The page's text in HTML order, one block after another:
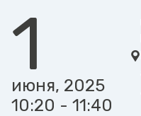
1
июня, 2025
10:20 - 11:40